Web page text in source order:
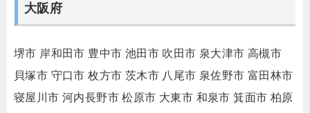
大阪府
堺市 岸和田市 豊中市 池田市 吹田市 泉大津市 高槻市
貝塚市 守口市 枚方市 茨木市 八尾市 泉佐野市 富田林市
寝屋川市 河内長野市 松原市 大東市 和泉市 箕面市 柏原